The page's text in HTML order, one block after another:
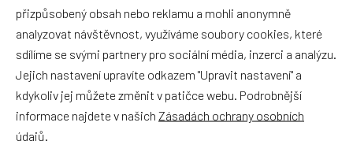
Zboží se stejným motivem
Sada frézek 3, 4, 5, 6 mm
Topolová překližka 4mm A4
- 30ks
přizpůsobený obsah nebo reklamu a mohli anonymně
analyzovat návštěvnost, využíváme soubory cookies, které
sdílíme se svými partnery pro sociální média, inzerci a analýzu.
Jejich nastavení upravíte odkazem "Upravit nastavení" a
kdykoliv jej můžete změnit v patičce webu. Podrobnější
informace najdete v našich Zásadách ochrany osobních
údajů